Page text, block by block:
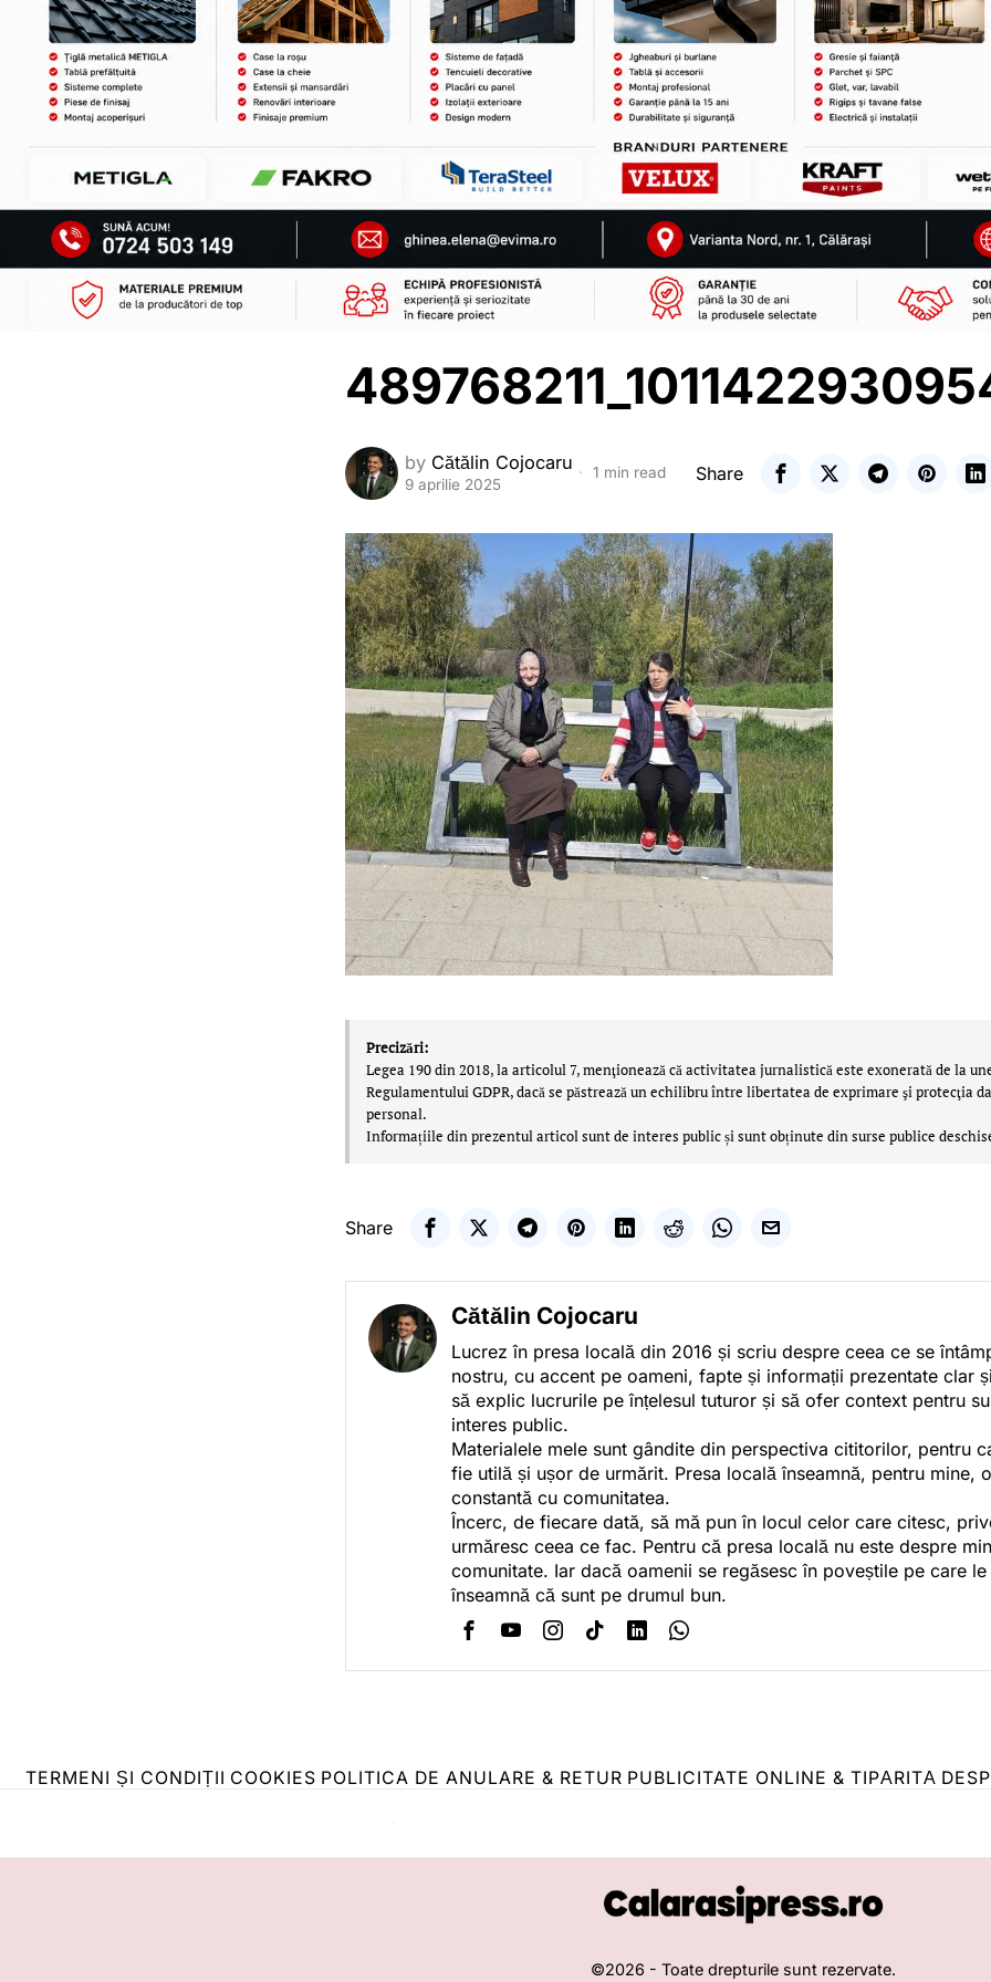
by Cătălin Cojocaru
9 aprilie 2025
1 min read Share
Precizări:
Legea 190 din 2018, la articolul 7, menţionează că activitatea jurnalistică este exonerată de la
Regulamentului GDPR, dacă se păstrează un echilibru între libertatea de exprimare şi protecţia
personal.
Informațiile din prezentul articol sunt de interes public și sunt obținute din surse publice
Share
Cătălin Cojocaru
Lucrez în presa locală din 2016 și scriu despre ceea ce se
nostru, cu accent pe oameni, fapte și informații prezentate clar
să explic lucrurile pe înțelesul tuturor și să ofer context pentru
interes public.
Materialele mele sunt gândite din perspectiva cititorilor, pentru
fie utilă și ușor de urmărit. Presa locală înseamnă, pentru mine,
constantă cu comunitatea.
Încerc, de fiecare dată, să mă pun în locul celor care citesc,
urmăresc ceea ce fac. Pentru că presa locală nu este despre
comunitate. Iar dacă oamenii se regăsesc în poveștile pe care le
înseamnă că sunt pe drumul bun.
TERMENI ȘI CONDIȚII COOKIES POLITICA DE ANULARE & RETUR PUBLICITATE ONLINE & TIPĂRITĂ
©2026 - Toate drepturile sunt rezervate.